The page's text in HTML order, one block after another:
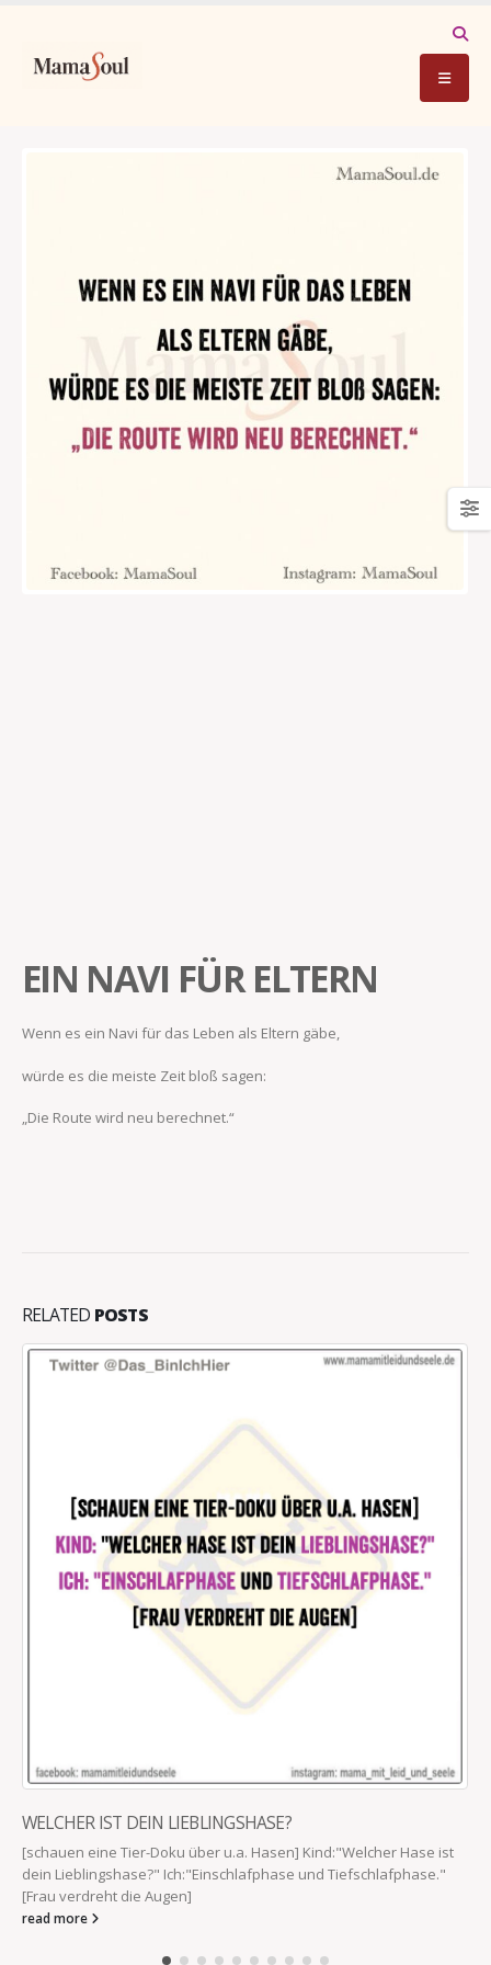
EIN NAVI FÜR ELTERN
Wenn es ein Navi für das Leben als Eltern gäbe,
würde es die meiste Zeit bloß sagen:
„Die Route wird neu berechnet.“
RELATED POSTS
WELCHER IST DEIN LIEBLINGSHASE?
[schauen eine Tier-Doku über u.a. Hasen] Kind:"Welcher Hase ist
dein Lieblingshase?" Ich:"Einschlafphase und Tiefschlafphase."
[Frau verdreht die Augen]
read more